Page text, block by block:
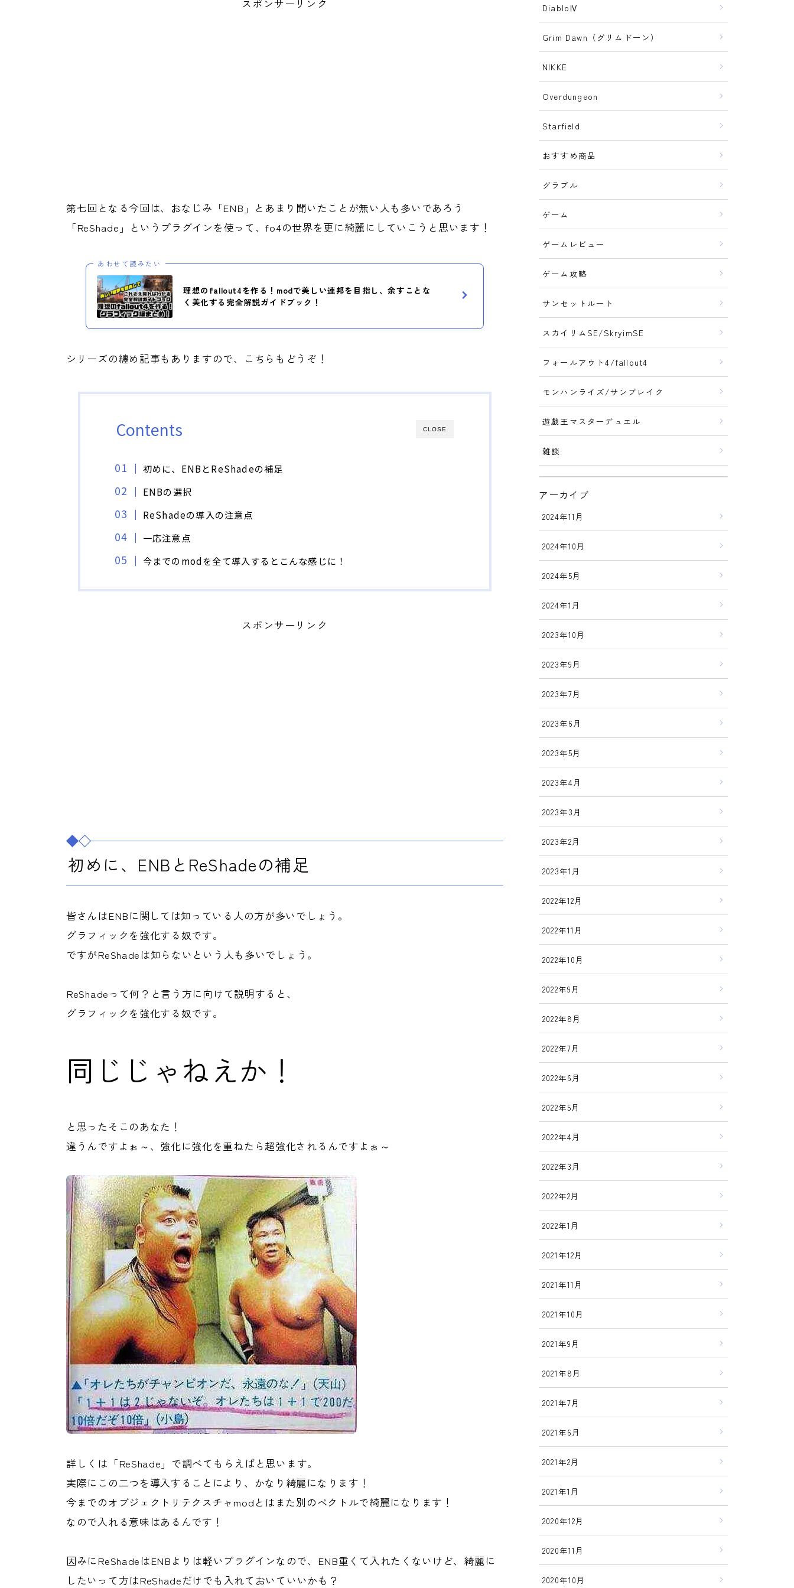
スポンサーリンク
第七回となる今回は、おなじみ「ENB」とあまり聞いたことが無い人も多いであろう
「ReShade」というプラグインを使って、fo4の世界を更に綺麗にしていこうと思います！
あわせて読みたい
理想のfallout4を作る！modで美しい連邦を目指し、余すことな
く美化する完全解説ガイドブック！
シリーズの纏め記事もありますので、こちらもどうぞ！
CLOSE
Contents
初めに、ENBとReShadeの補足
ENBの選択
ReShadeの導入の注意点
一応注意点
今までのmodを全て導入するとこんな感じに！
スポンサーリンク
初めに、ENBとReShadeの補足
皆さんはENBに関しては知っている人の方が多いでしょう。
グラフィックを強化する奴です。
ですがReShadeは知らないという人も多いでしょう。
ReShadeって何？と言う方に向けて説明すると、
グラフィックを強化する奴です。
同じじゃねえか！
と思ったそこのあなた！
違うんですよぉ～、強化に強化を重ねたら超強化されるんですよぉ～
詳しくは「ReShade」で調べてもらえばと思います。
実際にこの二つを導入することにより、かなり綺麗になります！
今までのオブジェクトリテクスチャmodとはまた別のベクトルで綺麗になります！
なので入れる意味はあるんです！
因みにReShadeはENBよりは軽いプラグインなので、ENB重くて入れたくないけど、綺麗に
したいって方はReShadeだけでも入れておいていいかも？
DiabloⅣ
Grim Dawn（グリムドーン）
NIKKE
Overdungeon
Starfield
おすすめ商品
グラブル
ゲーム
ゲームレビュー
ゲーム攻略
サンセットルート
スカイリムSE/SkryimSE
フォールアウト4/fallout4
モンハンライズ/サンブレイク
遊戯王マスターデュエル
雑談
アーカイブ
2024年11月
2024年10月
2024年5月
2024年1月
2023年10月
2023年9月
2023年7月
2023年6月
2023年5月
2023年4月
2023年3月
2023年2月
2023年1月
2022年12月
2022年11月
2022年10月
2022年9月
2022年8月
2022年7月
2022年6月
2022年5月
2022年4月
2022年3月
2022年2月
2022年1月
2021年12月
2021年11月
2021年10月
2021年9月
2021年8月
2021年7月
2021年6月
2021年2月
2021年1月
2020年12月
2020年11月
2020年10月